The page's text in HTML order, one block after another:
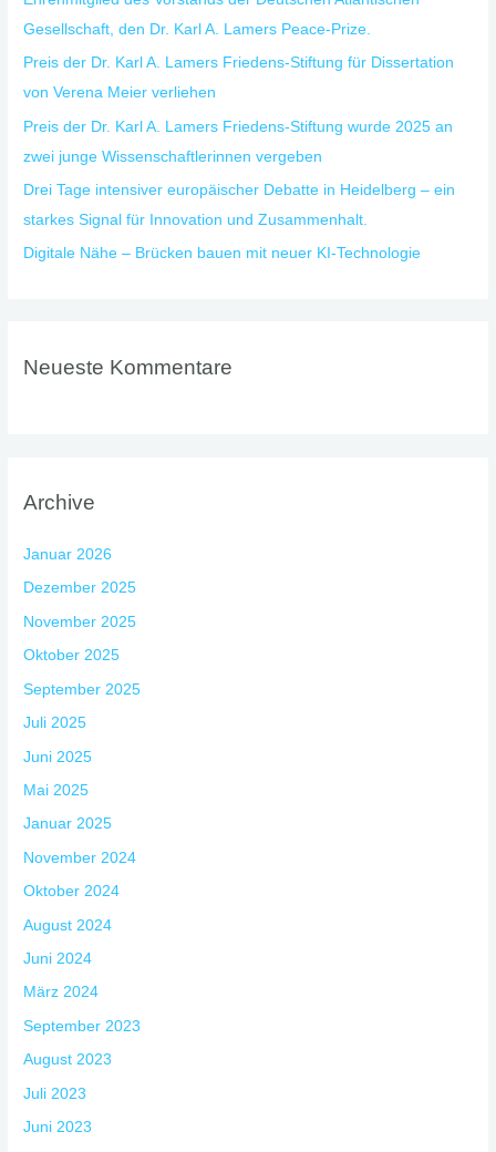
c
h
:
Gesellschaft, den Dr. Karl A. Lamers Peace-Prize.
Preis der Dr. Karl A. Lamers Friedens-Stiftung für Dissertation
von Verena Meier verliehen
Preis der Dr. Karl A. Lamers Friedens-Stiftung wurde 2025 an
zwei junge Wissenschaftlerinnen vergeben
Drei Tage intensiver europäischer Debatte in Heidelberg – ein
starkes Signal für Innovation und Zusammenhalt.
Digitale Nähe – Brücken bauen mit neuer KI-Technologie
Neueste Kommentare
Archive
Januar 2026
Dezember 2025
November 2025
Oktober 2025
September 2025
Juli 2025
Juni 2025
Mai 2025
Januar 2025
November 2024
Oktober 2024
August 2024
Juni 2024
März 2024
September 2023
August 2023
Juli 2023
Juni 2023